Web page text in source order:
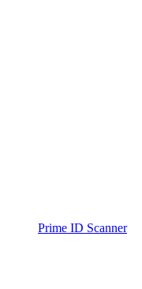
Prime ID Scanner